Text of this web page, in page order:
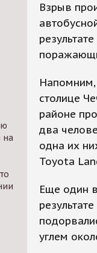
на
Взрыв
Напомним,
столице
районе
два
одна их
Toyota
Еще один
углем